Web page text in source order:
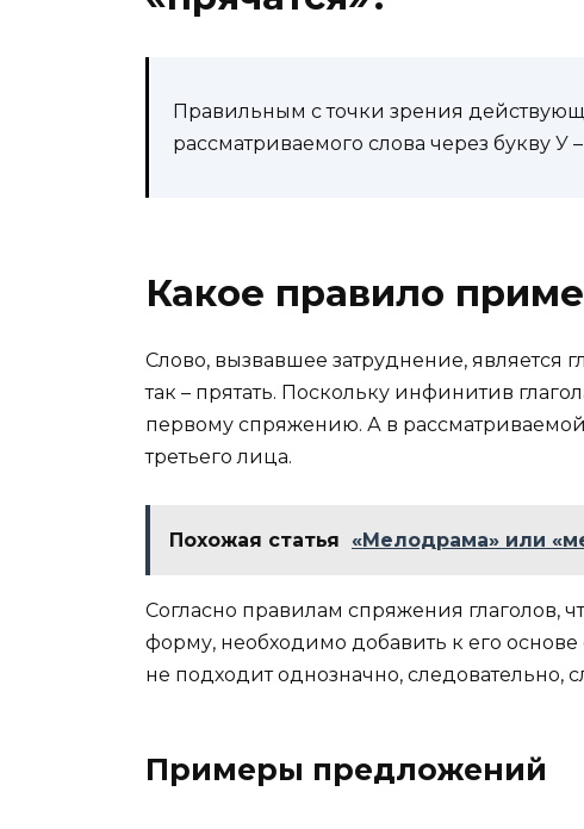
Правильным с точки зрения
рассматриваемого слова через букву У –
Какое правило
Слово, вызвавшее затруднение, является
так – прятать. Поскольку инфинитив
первому спряжению. А в
третьего лица.
Похожая статья «Мелодрама» или
Согласно правилам спряжения глаголов,
форму, необходимо добавить к его
не подходит однозначно, следовательно,
Примеры предложений